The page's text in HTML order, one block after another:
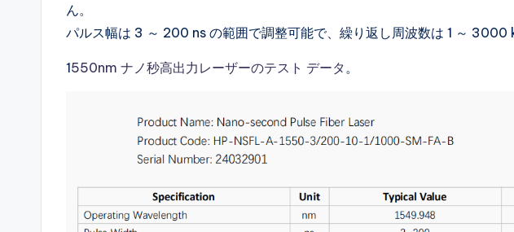
ん。
パルス幅は 3 ～ 200 ns の範囲で調整可能で、繰り返し周波数は 1 ～ 3000
1550nm ナノ秒高出力レーザーのテスト データ 。